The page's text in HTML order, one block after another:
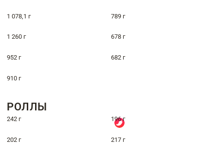
1 078,1 г 789 г
1 260 г 678 г
952 г 682 г
910 г
РОЛЛЫ
242 г 196 г
202 г 217 г